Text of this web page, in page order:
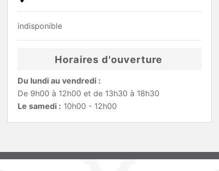
indisponible
Horaires d'ouverture
Du lundi au vendredi :
De 9h00 à 12h00 et de 13h30 à 18h30
Le samedi : 10h00 - 12h00